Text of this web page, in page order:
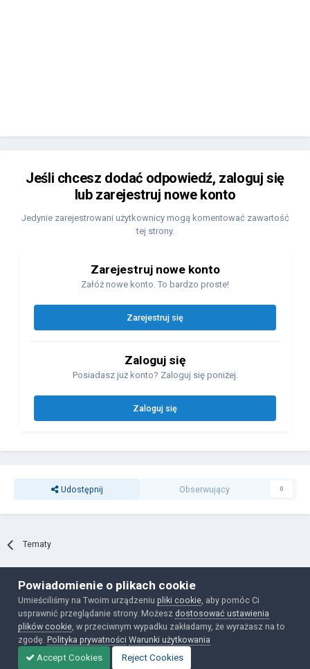
Jeśli chcesz dodać odpowiedź, zaloguj się
lub zarejestruj nowe konto
Jedynie zarejestrowani użytkownicy mogą komentować zawartość
tej strony.
Zarejestruj nowe konto
Załóż nowe konto. To bardzo proste!
Zarejestruj się
Zaloguj się
Posiadasz już konto? Zaloguj się poniżej.
Zaloguj się
Udostępnij Obserwujący 0
Tematy
Polityka prywatności Ciasteczka
Powered by Invision Community
Powiadomienie o plikach cookie
Umieściliśmy na Twoim urządzeniupliki cookie , aby pomóc Ci
usprawnić przeglądanie strony. Możesz dostosować ustawienia
plików cookie , w przeciwnym wypadku zakładamy, że wyrażasz na to
zgodę.Polityka prywatności Warunki użytkowania
Accept Cookies
Reject Cookies